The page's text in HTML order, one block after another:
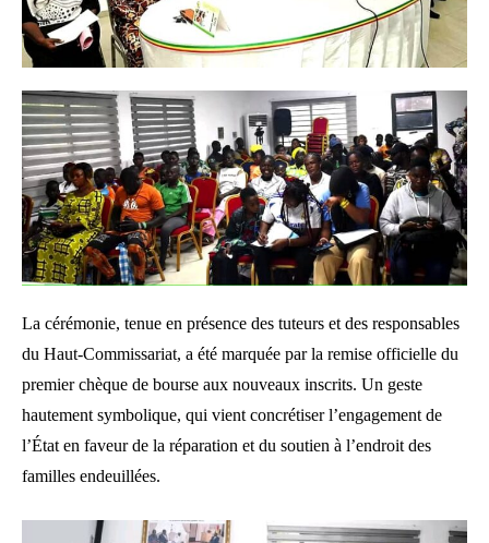
La cérémonie, tenue en présence des tuteurs et des responsables
du Haut-Commissariat, a été marquée par la remise officielle du
premier chèque de bourse aux nouveaux inscrits. Un geste
hautement symbolique, qui vient concrétiser l’engagement de
l’État en faveur de la réparation et du soutien à l’endroit des
familles endeuillées.